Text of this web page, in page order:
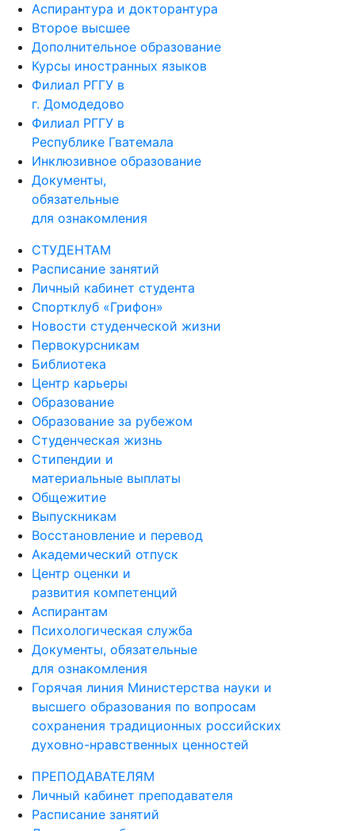
Аспирантура и докторантура
Второе высшее
Дополнительное образование
Курсы иностранных языков
Филиал РГГУ в
г. Домодедово
Филиал РГГУ в
Республике Гватемала
Инклюзивное образование
Документы,
обязательные
для ознакомления
СТУДЕНТАМ
Расписание занятий
Личный кабинет студента
Спортклуб «Грифон»
Новости студенческой жизни
Первокурсникам
Библиотека
Центр карьеры
Образование
Образование за рубежом
Студенческая жизнь
Стипендии и
материальные выплаты
Общежитие
Выпускникам
Восстановление и перевод
Академический отпуск
Центр оценки и
развития компетенций
Аспирантам
Психологическая служба
Документы, обязательные
для ознакомления
Горячая линия Министерства науки и
высшего образования по вопросам
сохранения традиционных российских
духовно-нравственных ценностей
ПРЕПОДАВАТЕЛЯМ
Личный кабинет преподавателя
Расписание занятий